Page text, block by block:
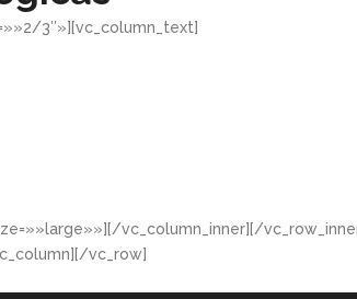
3″»][vc_column_text]
vc_column_inner][/
vc_row]